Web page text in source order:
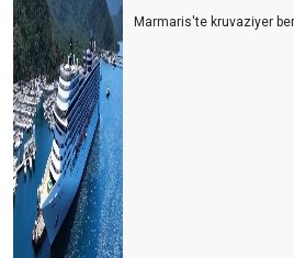
Marmaris'te kruvaziyer